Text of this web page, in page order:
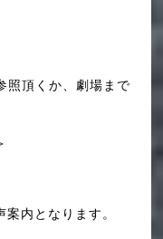
照頂くか、劇場まで
内となります。